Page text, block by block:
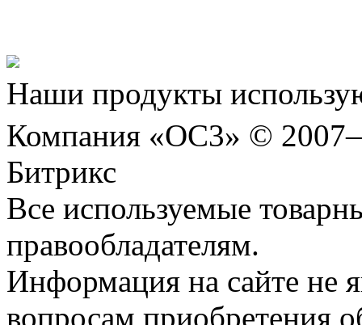
Наши продукты
Компания «ОС3» ©
Битрикс
Все используемые
правообладателям.
Информация на сайте не
вопросам приобретения